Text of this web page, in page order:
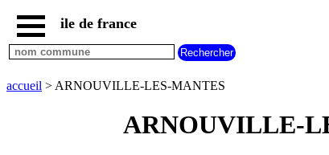
accueil
paris
communes
ile de france
accueil > ARNOUVILLE-LES-MANTES
ARNOUVILLE-